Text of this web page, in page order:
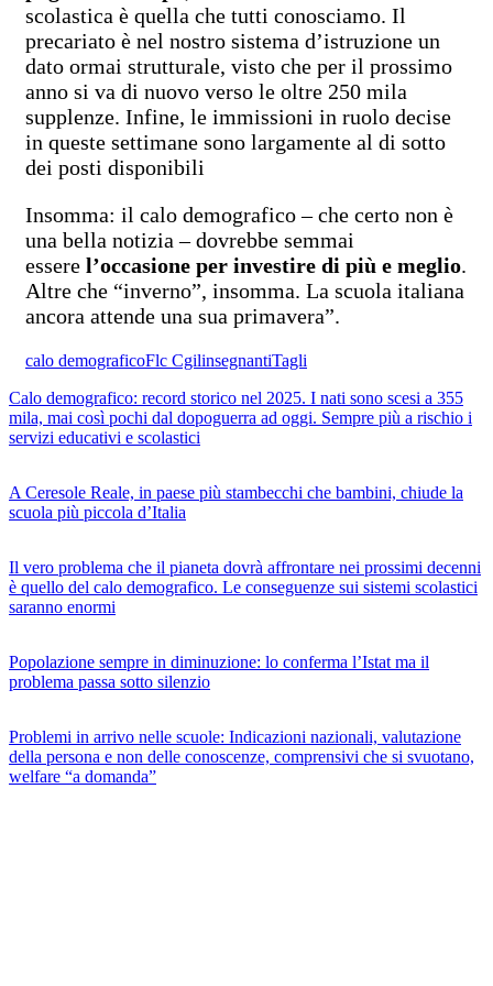
scolastica è quella che tutti conosciamo. Il
precariato è nel nostro sistema d’istruzione un
dato ormai strutturale, visto che per il prossimo
anno si va di nuovo verso le oltre 250 mila
supplenze. Infine, le immissioni in ruolo decise
in queste settimane sono largamente al di sotto
dei posti disponibili
Insomma: il calo demografico – che certo non è
una bella notizia – dovrebbe semmai
essere l’occasione per investire di più e meglio.
Altre che “inverno”, insomma. La scuola italiana
ancora attende una sua primavera”.
calo demograficoFlc CgilinsegnantiTagli
Calo demografico: record storico nel 2025. I nati sono scesi a 355
mila, mai così pochi dal dopoguerra ad oggi. Sempre più a rischio i
servizi educativi e scolastici
A Ceresole Reale, in paese più stambecchi che bambini, chiude la
scuola più piccola d’Italia
Il vero problema che il pianeta dovrà affrontare nei prossimi decenni
è quello del calo demografico. Le conseguenze sui sistemi scolastici
saranno enormi
Popolazione sempre in diminuzione: lo conferma l’Istat ma il
problema passa sotto silenzio
Problemi in arrivo nelle scuole: Indicazioni nazionali, valutazione
della persona e non delle conoscenze, comprensivi che si svuotano,
welfare “a domanda”